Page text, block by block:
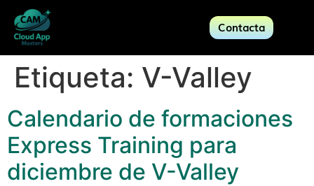
Contacta
Etiqueta: V-Valley
Calendario de formaciones
Express Training para
diciembre de V-Valley